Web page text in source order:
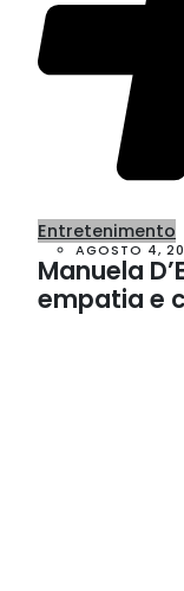
Entretenimento
AGOSTO 4,
Manuela
empatia e